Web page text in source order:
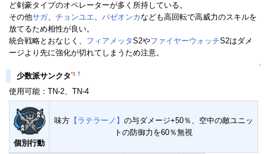
ど剣豪タイプのオペレーターが多く所持している。
その他サガ、 チョンユエ、 パゼオンカなども高回転で高威力のスキルを
放てるため相性が良い。
統合戦略とおなじく、 フィアメッタS2やファイヤーウォッチS2はダメ
ージより先に強化が切れてしまうため注意。
↑
少数派サンクタ*1 †
使用可能：TN-2、TN-4
個別行動
味方【ラテラーノ】 の与ダメージ+50％、空中の敵ユニッ
トの防御力を60％無視